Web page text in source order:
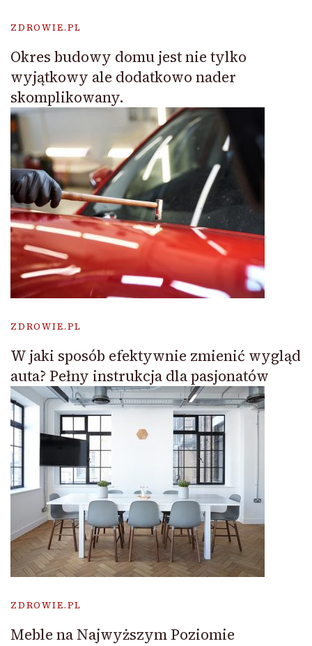
ZDROWIE.PL
Okres budowy domu jest nie tylko
wyjątkowy ale dodatkowo nader
skomplikowany.
ZDROWIE.PL
W jaki sposób efektywnie zmienić wygląd
auta? Pełny instrukcja dla pasjonatów
ZDROWIE.PL
Meble na Najwyższym Poziomie